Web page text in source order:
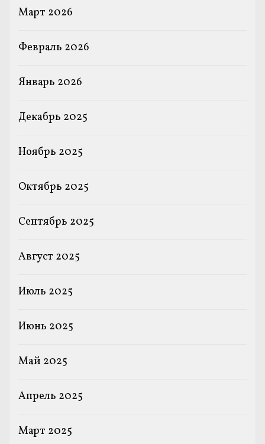
Март 2026
Февраль 2026
Январь 2026
Декабрь 2025
Ноябрь 2025
Октябрь 2025
Сентябрь 2025
Август 2025
Июль 2025
Июнь 2025
Май 2025
Апрель 2025
Март 2025